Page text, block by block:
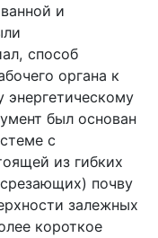
и
способ
органа к
был основан
с
из гибких
почву
залежных
короткое